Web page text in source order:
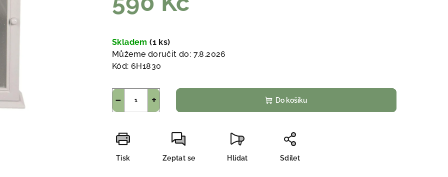
cena:
Skladem(1 ks)
Můžeme doručit do: 7.8.2026
Kód: 6H1830
+
− Do košíku
Tisk Zeptat se Hlídat Sdílet